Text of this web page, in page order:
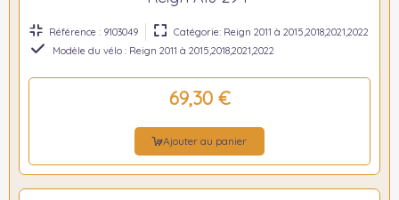
Référence : 9103049
Catégorie: Reign 2011 à 2015,2018,2021,2022
Modèle du vélo : Reign 2011 à 2015,2018,2021,2022
69,30 €
Ajouter au panier